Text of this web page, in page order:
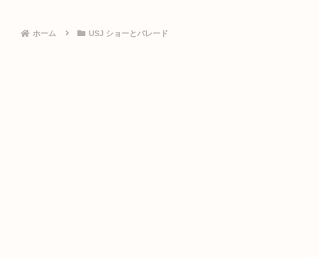
ホーム USJ ショーとパレード